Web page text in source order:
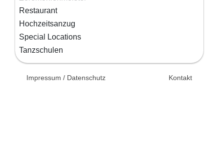
Restaurant
Hochzeitsanzug
Special Locations
Tanzschulen
Impressum / Datenschutz Kontakt
© 2026 Unsertag.de - Ihr